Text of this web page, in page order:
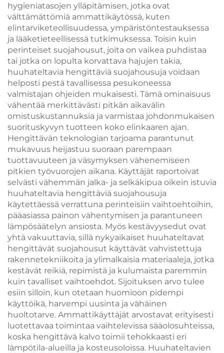
hygieniatasojen ylläpitämisen, jotka ovat
välttämättömiä ammattikäytössä, kuten
elintarviketeollisuudessa, ympäristöntestauksessa
ja lääketieteellisessä tutkimuksessa. Toisin kuin
perinteiset suojahousut, joita on vaikea puhdistaa
tai jotka on lopulta korvattava hajujen takia,
huuhateltavia hengittäviä suojahousuja voidaan
helposti pestä tavallisessa pesukoneessa
valmistajan ohjeiden mukaisesti. Tämä ominaisuus
vähentää merkittävästi pitkän aikavälin
omistuskustannuksia ja varmistaa johdonmukaisen
suorituskyvyn tuotteen koko elinkaaren ajan.
Hengittävän teknologian tarjoama parantunut
mukavuus heijastuu suoraan parempaan
tuottavuuteen ja väsymyksen vähenemiseen
pitkien työvuorojen aikana. Käyttäjät raportoivat
selvästi vähemmän jalka- ja selkäkipua oikein istuvia
huuhateltavia hengittäviä suojahousuja
käytettäessä verrattuna perinteisiin vaihtoehtoihin,
pääasiassa painon vähentymisen ja parantuneen
lämpösäätelyn ansiosta. Myös kestävyysedut ovat
yhtä vakuuttavia, sillä nykyaikaiset huuhateltavat
hengittävät suojahousut käyttävät vahvistettuja
rakennetekniikoita ja ylimalkaisia materiaaleja, jotka
kestävät reikiä, repimistä ja kulumaista paremmin
kuin tavalliset vaihtoehdot. Sijoituksen arvo tulee
esiin silloin, kun otetaan huomioon pidempi
käyttöikä, harvempi uusinta ja vähäinen
huoltotarve. Ammattikäyttäjät arvostavat erityisesti
luotettavaa toimintaa vaihtelevissa sääolosuhteissa,
koska hengittävä kalvo toimii tehokkaasti eri
lämpötila-alueilla ja kosteusoloissa. Huuhateltavien